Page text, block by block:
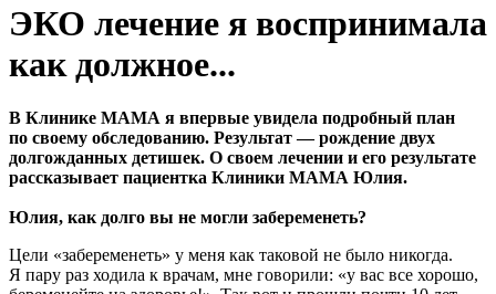
ЭКО лечение я воспринимала
как должное...
В Клинике МАМА я впервые увидела подробный план
по своему обследованию. Результат — рождение двух
долгожданных детишек. О своем лечении и его результате
рассказывает пациентка Клиники МАМА Юлия.
Юлия, как долго вы не могли забеременеть?
Цели «забеременеть» у меня как таковой не было никогда.
Я пару раз ходила к врачам, мне говорили: «у вас все хорошо,